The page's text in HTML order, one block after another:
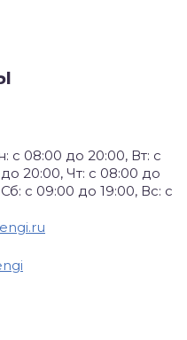
с 08:00 до 20:00, Вт: с
20:00, Чт: с 08:00 до
с 09:00 до 19:00, Вс: с